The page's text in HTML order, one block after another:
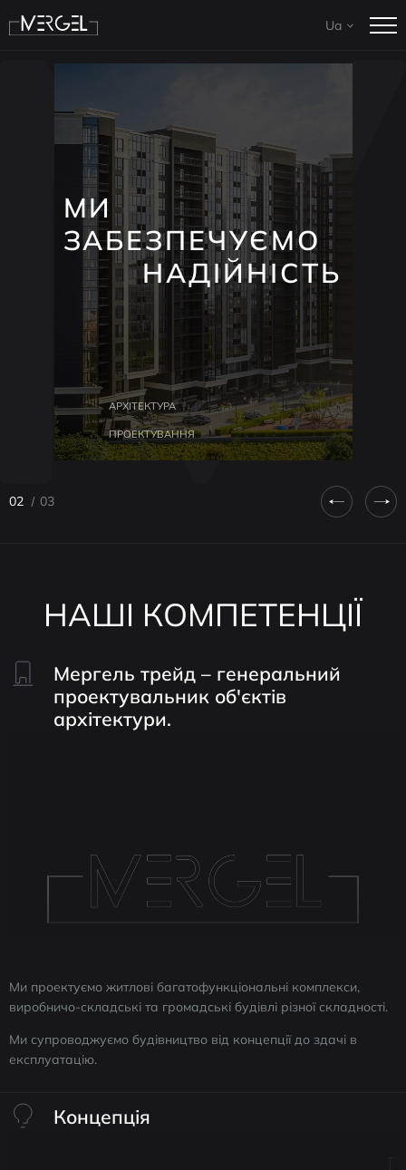
Ua
En
МИ
ПЕРЕТВОРЮЄМО
ІНВЕСТИЦІЇ НА
ПРИБУТОК
АРХІТЕКТУРА
ПРОЕКТУВАННЯ
БУДІВНИЦТВО
02 03
НАШІ КОМПЕТЕНЦІЇ
Мергель трейд – генеральний
проектувальник об'єктів
архітектури.
Ми проектуємо житлові багатофункціональні комплекси,
виробничо-складські та громадські будівлі різної складності.
Ми супроводжуємо будівництво від концепції до здачі в
експлуатацію.
Концепція